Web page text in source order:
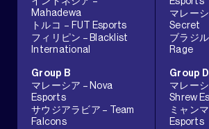
Mahadewa
トルコ – FUT Esports
フィリピン – Blacklist
International
Group B
マレーシア – Nova
Esports
サウジアラビア – Team
Falcons
マレー
Secret
ブラジ
Rage
Group D
マレー
Shrew
ミャン
Esports